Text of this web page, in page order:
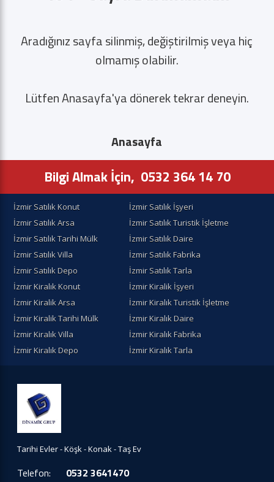
Aradığınız sayfa silinmiş, değiştirilmiş veya hiç
olmamış olabilir.
Lütfen Anasayfa'ya dönerek tekrar deneyin.
Anasayfa
Bilgi Almak İçin, 0532 364 14 70
İzmir Satılık Konut
İzmir Satılık İşyeri
İzmir Satılık Arsa
İzmir Satılık Turistik İşletme
İzmir Satılık Tarihi Mülk
İzmir Satılık Daire
İzmir Satılık Villa
İzmir Satılık Fabrika
İzmir Satılık Depo
İzmir Satılık Tarla
İzmir Kiralık Konut
İzmir Kiralik İşyeri
İzmir Kiralik Arsa
İzmir Kiralık Turistik İşletme
İzmir Kiralik Tarihi Mülk
İzmir Kiralık Daire
İzmir Kiralık Villa
İzmir Kiralık Fabrika
İzmir Kiralık Depo
İzmir Kiralık Tarla
Tarihi Evler - Köşk - Konak - Taş Ev
Telefon:
0532 3641470